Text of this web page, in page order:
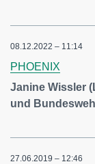
08.12.2022 – 11:14
PHOENIX
Janine Wissler
und
27.06.2019 – 12:46